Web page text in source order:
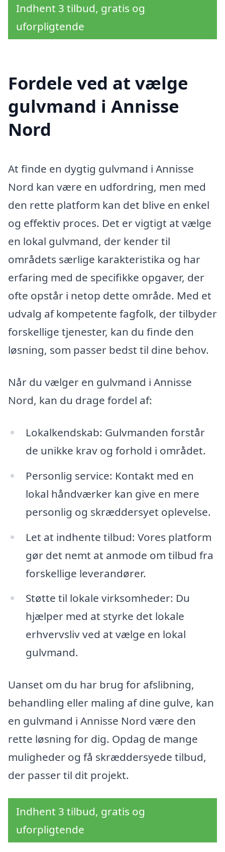
Indhent 3 tilbud, gratis og
uforpligtende
Fordele ved at vælge
gulvmand i Annisse
Nord
At finde en dygtig gulvmand i Annisse
Nord kan være en udfordring, men med
den rette platform kan det blive en enkel
og effektiv proces. Det er vigtigt at vælge
en lokal gulvmand, der kender til
områdets særlige karakteristika og har
erfaring med de specifikke opgaver, der
ofte opstår i netop dette område. Med et
udvalg af kompetente fagfolk, der tilbyder
forskellige tjenester, kan du finde den
løsning, som passer bedst til dine behov.
Når du vælger en gulvmand i Annisse
Nord, kan du drage fordel af:
Lokalkendskab: Gulvmanden forstår
de unikke krav og forhold i området.
Personlig service: Kontakt med en
lokal håndværker kan give en mere
personlig og skræddersyet oplevelse.
Let at indhente tilbud: Vores platform
gør det nemt at anmode om tilbud fra
forskellige leverandører.
Støtte til lokale virksomheder: Du
hjælper med at styrke det lokale
erhvervsliv ved at vælge en lokal
gulvmand.
Uanset om du har brug for afslibning,
behandling eller maling af dine gulve, kan
en gulvmand i Annisse Nord være den
rette løsning for dig. Opdag de mange
muligheder og få skræddersyede tilbud,
der passer til dit projekt.
Indhent 3 tilbud, gratis og
uforpligtende